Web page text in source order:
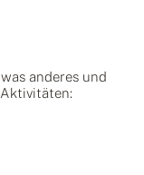
anderes und